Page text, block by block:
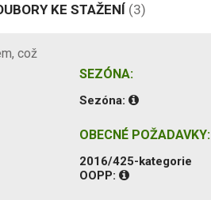
KE STAŽENÍ (3)
což
SEZÓNA:
Sezóna:
OBECNÉ POŽADAVKY:
2016/425-kategorie
OOPP: